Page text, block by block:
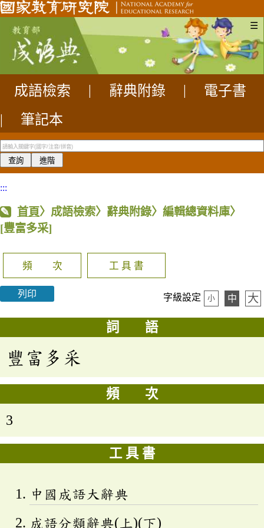
☰
成語檢索 辭典附錄
電子書
|
筆記本
:::
首頁〉成語檢索〉辭典附錄〉編輯總資料庫〉
[豐富多采]
頻 次 工 具 書
列印 字級設定 小 中 大
詞 語
豐富多采
頻 次
3
工 具 書
中國成語大辭典
成語分類辭典(上)(下)